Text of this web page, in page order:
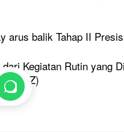
arus balik Tahap II
Kegiatan Rutin yang
(SZ)